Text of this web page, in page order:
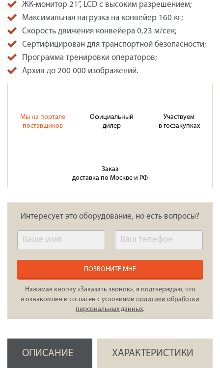
ЖК-монитор 21”, LCD с высоким разрешением;
Максимальная нагрузка на конвейер 160 кг;
Скорость движения конвейера 0,23 м/сек;
Сертифицирован для транспортной безопасности;
Программа тренировки операторов;
Архив до 200 000 изображений.
Мы на портале
поставщиков
Официальный
дилер
Участвуем
в госзакупках
Заказ
доставка по Москве и РФ
Интересует это оборудование, но есть вопросы?
ПОЗВОНИТЕ МНЕ
Нажимая кнопку «Заказать звонок», я подтверждаю, что
я ознакомлен и согласен с условиями политики обработки
персональных данных.
ОПИСАНИЕ ХАРАКТЕРИСТИКИ